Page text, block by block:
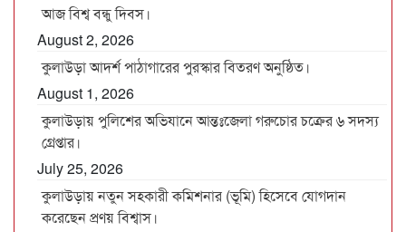
আজ বিশ্ব বন্ধু দিবস।
August 2, 2026
কুলাউড়া আদর্শ পাঠাগারের পুরস্কার বিতরণ অনুষ্ঠিত।
August 1, 2026
কুলাউড়ায় পুলিশের অভিযানে আন্তঃজেলা গরুচোর চক্রের ৬ সদস্য
গ্রেপ্তার।
July 25, 2026
কুলাউড়ায় নতুন সহকারী কমিশনার (ভূমি) হিসেবে যোগদান
করেছেন প্রণয় বিশ্বাস।